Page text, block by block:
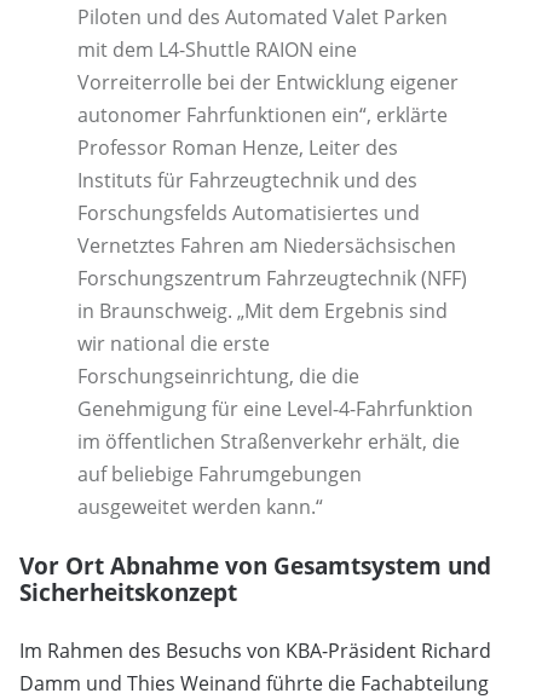
Piloten und des Automated Valet Parken
mit dem L4-Shuttle RAION eine
Vorreiterrolle bei der Entwicklung eigener
autonomer Fahrfunktionen ein“, erklärte
Professor Roman Henze, Leiter des
Instituts für Fahrzeugtechnik und des
Forschungsfelds Automatisiertes und
Vernetztes Fahren am Niedersächsischen
Forschungszentrum Fahrzeugtechnik (NFF)
in Braunschweig. „Mit dem Ergebnis sind
wir national die erste
Forschungseinrichtung, die die
Genehmigung für eine Level-4-Fahrfunktion
im öffentlichen Straßenverkehr erhält, die
auf beliebige Fahrumgebungen
ausgeweitet werden kann.“
Vor Ort Abnahme von Gesamtsystem und
Sicherheitskonzept
Im Rahmen des Besuchs von KBA-Präsident Richard
Damm und Thies Weinand führte die Fachabteilung